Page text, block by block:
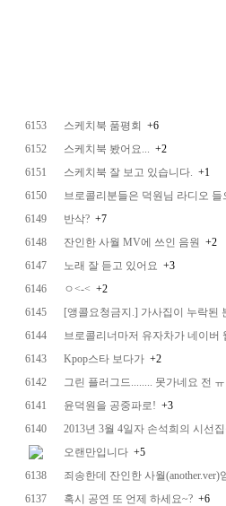
6153 스케치북 품평회
+6
6152
스케치북 봤어요... +2
6151
스케치북 잘 보고 있습니다. +1
6150
브로콜리분들은 덕원님 라디오 들
6149
반삭? +7
6148
잔인한 사월 MV에 쓰인 음원 +2
6147
노래 잘 듣고 있어요 +3
6146
ㅇ<-< +2
6145
[앵콜요청금지.] 가사집이 누락된
6144
브로콜리너마저 유자차가 네이버
6143
Kpop스타 보다가 +2
6142
그린 플러그드........ 못가네요 전
6141
윤덕원을 공중파로! +3
6140
2013년 3월 4일자 손석희의 시선
오랜만입니다 +5
6138
죄송한데 잔인한 사월(another.ver)
6137
혹시 공연 또 언제 하세요~? +6